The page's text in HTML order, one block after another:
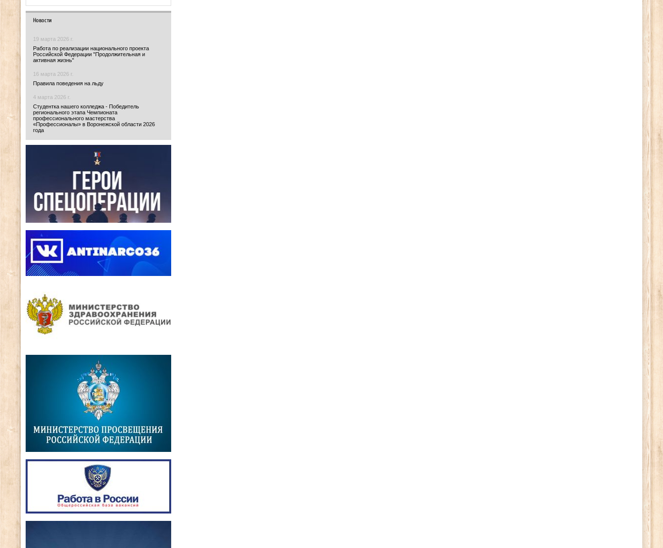
Новости
19 марта 2026 г.
Работа по реализации национального проекта
Российской Федерации "Продолжительная и
активная жизнь"
16 марта 2026 г.
Правила поведения на льду
4 марта 2026 г.
Студентка нашего колледжа - Победитель
регионального этапа Чемпионата
профессионального мастерства
«Профессионалы» в Воронежской области 2026
года